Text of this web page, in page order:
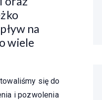
na
wiele
się do
i pozwolenia